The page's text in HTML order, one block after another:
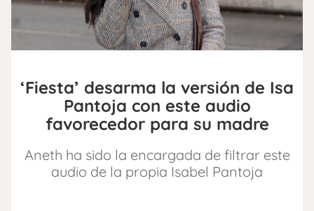
‘Fiesta’ desarma la versión de Isa
Pantoja con este audio
favorecedor para su madre
Aneth ha sido la encargada de filtrar este
audio de la propia Isabel Pantoja